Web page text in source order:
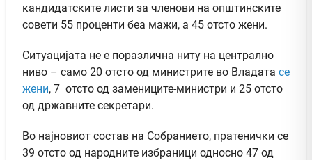
кандидатските листи за членови на општинските
совети 55 проценти беа мажи, а 45 отсто жени.
Ситуацијата не е поразлична ниту на централно
ниво – само 20 отсто од министрите во Владата се
жени, 7 отсто од замениците-министри и 25 отсто
од државните секретари.
Во најновиот состав на Собранието, пратенички се
39 отсто од народните избраници односно 47 од